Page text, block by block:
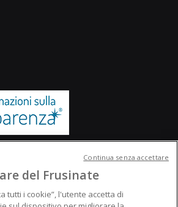
del Frusinate
tutti i cookie”, l'utente accetta di
Continua senza accettare